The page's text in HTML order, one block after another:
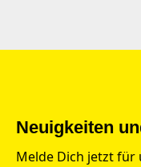
Neuigkeiten
Melde Dich jetzt für